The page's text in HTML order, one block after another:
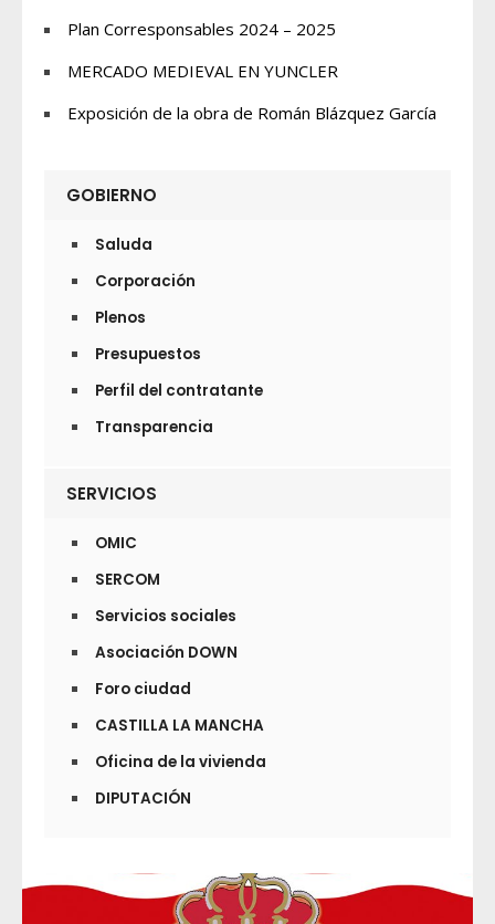
Plan Corresponsables 2024 – 2025
MERCADO MEDIEVAL EN YUNCLER
Exposición de la obra de Román Blázquez García
GOBIERNO
Saluda
Corporación
Plenos
Presupuestos
Perfil del contratante
Transparencia
SERVICIOS
OMIC
SERCOM
Servicios sociales
Asociación DOWN
Foro ciudad
CASTILLA LA MANCHA
Oficina de la vivienda
DIPUTACIÓN